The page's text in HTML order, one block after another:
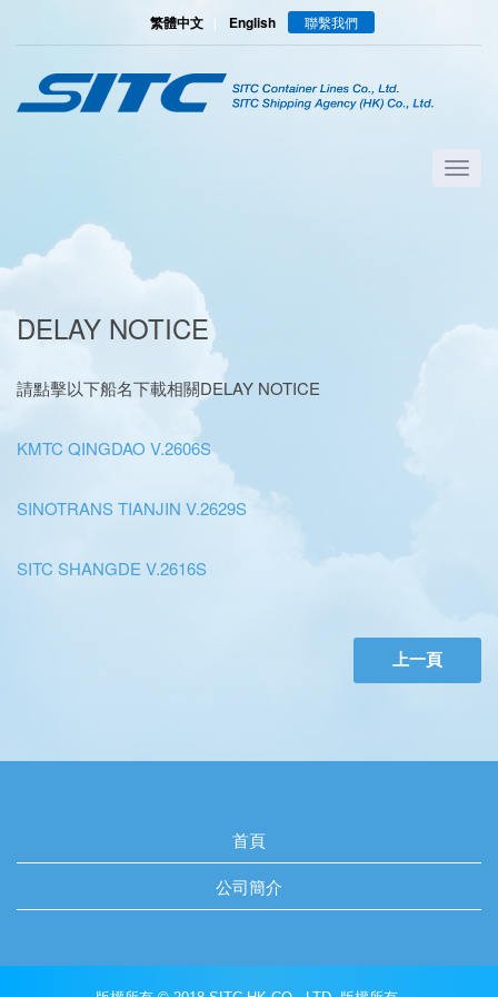
繁體中文| English 聯繫我們
DELAY NOTICE
請點擊以下船名下載相關DELAY NOTICE
KMTC QINGDAO V.2606S
SINOTRANS TIANJIN V.2629S
SITC SHANGDE V.2616S
上一頁
首頁
公司簡介